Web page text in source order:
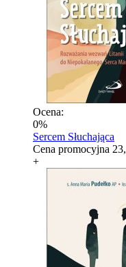
Ocena:
0%
Sercem Słuchająca
Cena promocyjna
+